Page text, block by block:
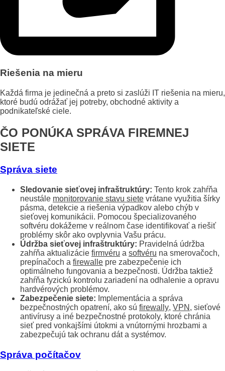
Riešenia na mieru
Každá firma je jedinečná a preto si zaslúži IT riešenia na mieru,
ktoré budú odrážať jej potreby, obchodné aktivity a
podnikateľské ciele.
ČO PONÚKA SPRÁVA FIREMNEJ
SIETE
Správa siete
Sledovanie sieťovej infraštruktúry: Tento krok zahŕňa
neustále monitorovanie stavu siete vrátane využitia šírky
pásma, detekcie a riešenia výpadkov alebo chýb v
sieťovej komunikácii. Pomocou špecializovaného
softvéru dokážeme v reálnom čase identifikovať a riešiť
problémy skôr ako ovplyvnia Vašu prácu.
Údržba sieťovej infraštruktúry: Pravidelná údržba
zahŕňa aktualizácie firmvéru a softvéru na smerovačoch,
prepínačoch a firewalle pre zabezpečenie ich
optimálneho fungovania a bezpečnosti. Údržba taktiež
zahŕňa fyzickú kontrolu zariadení na odhalenie a opravu
hardvérových problémov.
Zabezpečenie siete: Implementácia a správa
bezpečnostných opatrení, ako sú firewally, VPN , sieťové
antivírusy a iné bezpečnostné protokoly, ktoré chránia
sieť pred vonkajšími útokmi a vnútornými hrozbami a
zabezpečujú tak ochranu dát a systémov.
Správa počítačov